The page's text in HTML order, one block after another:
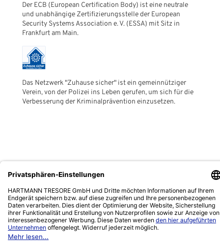
Der ECB (European Certification Body) ist eine neutrale
und unabhängige Zertifizierungsstelle der European
Security Systems Association e. V. (ESSA) mit Sitz in
Frankfurt am Main.
Das Netzwerk "Zuhause sicher" ist ein gemeinnütziger
Verein, von der Polizei ins Leben gerufen, um sich für die
Verbesserung der Kriminalprävention einzusetzen.